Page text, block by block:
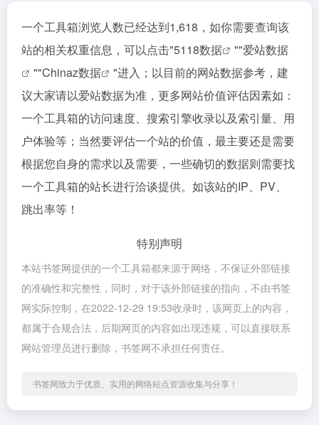
一个工具箱浏览人数已经达到1,618，如你需要查询该
站的相关权重信息，可以点击"5118数据 ""爱站数据
""Chinaz数据
"进入；以目前的网站数据参考，建
议大家请以爱站数据为准，更多网站价值评估因素如：
一个工具箱的访问速度、搜索引擎收录以及索引量、用
户体验等；当然要评估一个站的价值，最主要还是需要
根据您自身的需求以及需要，一些确切的数据则需要找
一个工具箱的站长进行洽谈提供。如该站的IP、PV、
跳出率等！
特别声明
本站书签网提供的一个工具箱都来源于网络，不保证外部链接
的准确性和完整性，同时，对于该外部链接的指向，不由书签
网实际控制，在2022-12-29 19:53收录时，该网页上的内容，
都属于合规合法，后期网页的内容如出现违规，可以直接联系
网站管理员进行删除，书签网不承担任何责任。
书签网致力于优质、实用的网络站点资源收集与分享！